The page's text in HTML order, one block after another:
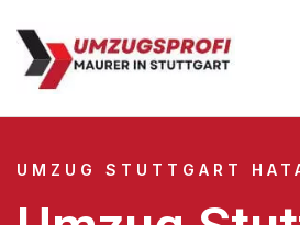
UMZUG STUTTGART